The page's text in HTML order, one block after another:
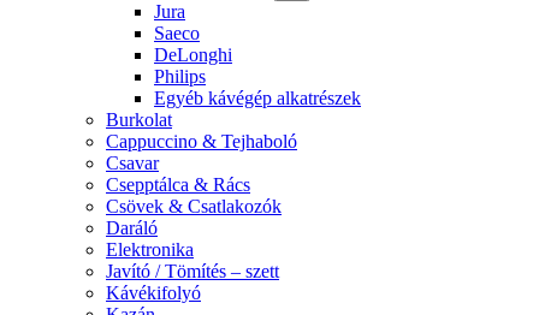
Jura
Saeco
DeLonghi
Philips
Egyéb kávégép alkatrészek
Burkolat
Cappuccino & Tejhaboló
Csavar
Csepptálca & Rács
Csövek & Csatlakozók
Daráló
Elektronika
Javító / Tömítés – szett
Kávékifolyó